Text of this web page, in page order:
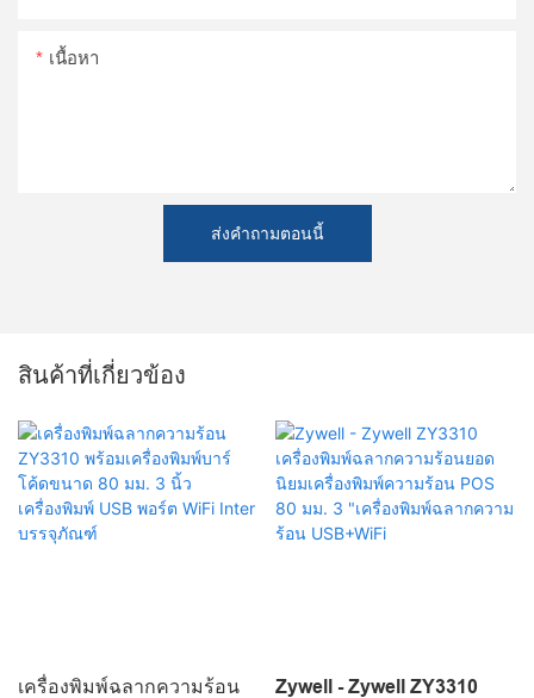
เนื้อหา
ส่งคำถามตอนนี้
สินค้าที่เกี่ยวข้อง
เครื่องพิมพ์ฉลากความร้อน Zywell - Zywell ZY3310